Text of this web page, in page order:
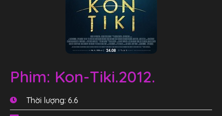
Phim: Kon-Tiki.2012.
Thời lượng: 6.6